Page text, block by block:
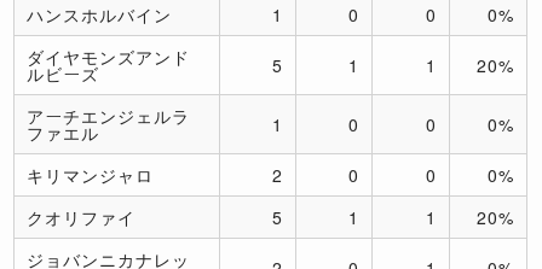
ハンスホルバイン
1 0 0
0%
ダイヤモンズアンド
ルビーズ 5 1 1 20%
アーチエンジェルラ
ファエル 1 0 0 0%
キリマンジャロ 2 0 0
0%
クオリファイ
5 1 1
20%
ジョバンニカナレッ